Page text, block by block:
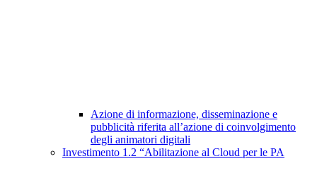
Azione di informazione, disseminazione e
pubblicità riferita all’azione di coinvolgimento
degli animatori digitali
Investimento 1.2 “Abilitazione al Cloud per le PA